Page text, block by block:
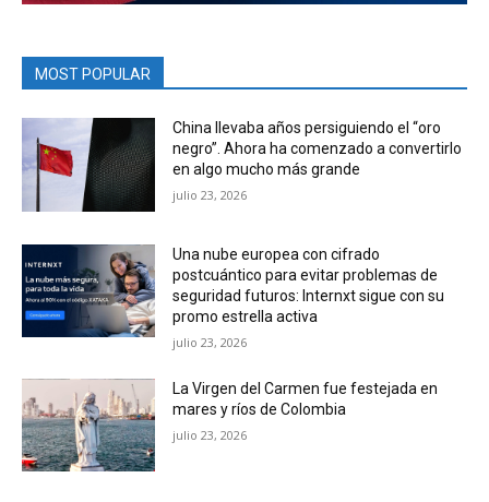
MOST POPULAR
China llevaba años persiguiendo el “oro
negro”. Ahora ha comenzado a convertirlo
en algo mucho más grande
julio 23, 2026
Una nube europea con cifrado
postcuántico para evitar problemas de
seguridad futuros: Internxt sigue con su
promo estrella activa
julio 23, 2026
La Virgen del Carmen fue festejada en
mares y ríos de Colombia
julio 23, 2026